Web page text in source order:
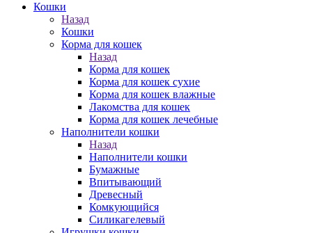
Кошки
Назад
Кошки
Корма для кошек
Назад
Корма для кошек
Корма для кошек сухие
Корма для кошек влажные
Лакомства для кошек
Корма для кошек лечебные
Наполнители кошки
Назад
Наполнители кошки
Бумажные
Впитывающий
Древесный
Комкующийся
Силикагелевый